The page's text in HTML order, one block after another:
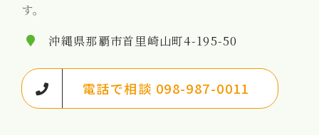
す。
沖縄県那覇市首里崎山町4-195-50
電話で相談 098-987-0011